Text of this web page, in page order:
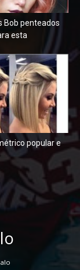
Bob penteados
esta
popular e